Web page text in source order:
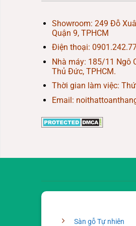
Showroom: 249 Đỗ
Quận 9, TPHCM
Điện thoại:
Nhà máy: 185/11 Ngô
Thủ Đức, TPHCM.
Thời gian làm việc:
Email:
Sàn gỗ Tự nhiên